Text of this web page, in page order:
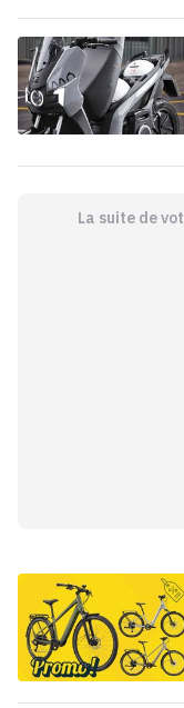
La suite de